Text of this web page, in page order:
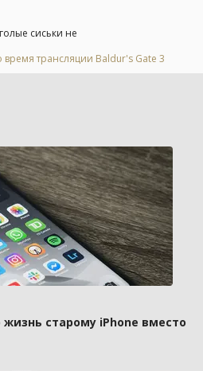
сиськи не
трансляции Baldur's Gate 3
старому iPhone вместо